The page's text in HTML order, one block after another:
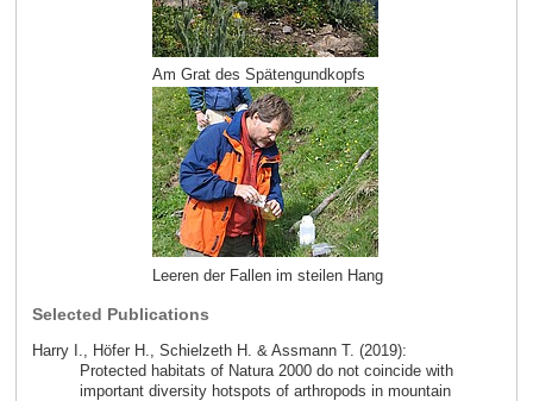
Am Grat des Spätengundkopfs
Leeren der Fallen im steilen Hang
Selected Publications
Harry I., Höfer H., Schielzeth H. & Assmann T. (2019):
Protected habitats of Natura 2000 do not coincide with
important diversity hotspots of arthropods in mountain